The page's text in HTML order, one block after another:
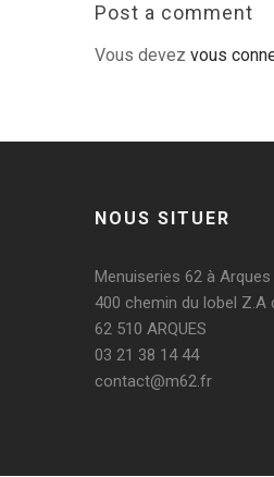
Post a comment
Vous devezvous
NOUS SITUER
Menuiseries 62 à Arques
400 chemin du lobel Z.A
62 510 ARQUES
03 21 38 14 44
contact@m62.fr